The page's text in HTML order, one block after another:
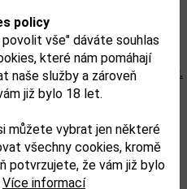
policy
vše" dáváte souhlas
které nám pomáhají
naše služby a zároveň
již bylo 18 let.
můžete vybrat jen některé
všechny cookies, kromě
potvrzujete, že vám již bylo
Více informací
kladen velký důraz. Na
10-14kg hrušek, dle
může obsahovat alergeny.
k dispozici na obalu
konzumací.